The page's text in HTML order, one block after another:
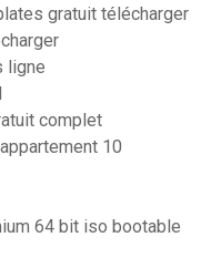
gratuit télécharger
ligne
complet
10
64 bit iso bootable